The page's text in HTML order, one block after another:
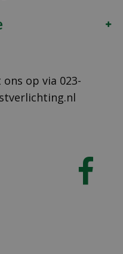
op via 023-